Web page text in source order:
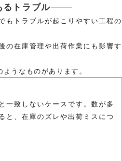
るトラブル
もトラブルが起こりやすい工程の
の在庫管理や出荷作業にも影響す
うなものがあります。
一致しないケースです。数が多
と、在庫のズレや出荷ミスにつ